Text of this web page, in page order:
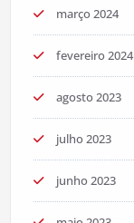
março 2024
fevereiro 2024
agosto 2023
julho 2023
junho 2023